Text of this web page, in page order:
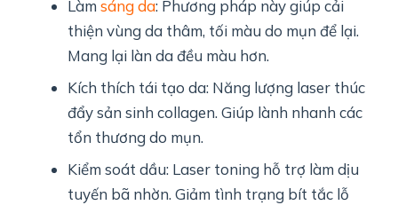
Làm sáng da: Phương pháp này giúp cải
thiện vùng da thâm, tối màu do mụn để lại.
Mang lại làn da đều màu hơn.
Kích thích tái tạo da: Năng lượng laser thúc
đẩy sản sinh collagen. Giúp lành nhanh các
tổn thương do mụn.
Kiểm soát dầu: Laser toning hỗ trợ làm dịu
tuyến bã nhờn. Giảm tình trạng bít tắc lỗ